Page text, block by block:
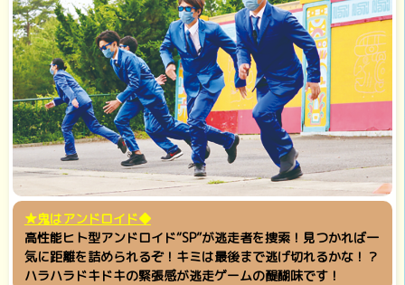
★鬼はアンドロイド◆
高性能ヒト型アンドロイド“SP”が逃走者を捜索！見つかれば一
気に距離を詰められるぞ！キミは最後まで逃げ切れるかな！？
ハラハラドキドキの緊張感が逃走ゲームの醍醐味です！